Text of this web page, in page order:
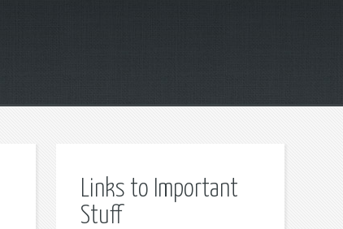
Links to Important
Stuff